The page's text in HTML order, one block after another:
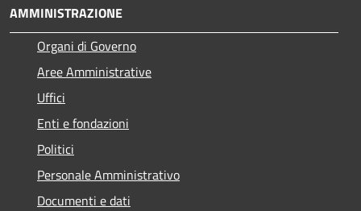
AMMINISTRAZIONE
Organi di Governo
Aree Amministrative
Uffici
Enti e fondazioni
Politici
Personale Amministrativo
Documenti e dati